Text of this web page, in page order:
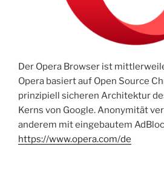
Der Opera Browser ist
Opera basiert auf Open Source
prinzipiell sicheren Architektur
Kerns von Google. Anonymität
anderem mit eingebautem
https://www.opera.com/de